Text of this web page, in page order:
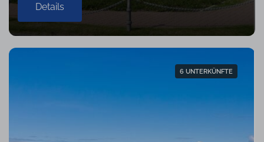
Details
6 UNTERKÜNFTE